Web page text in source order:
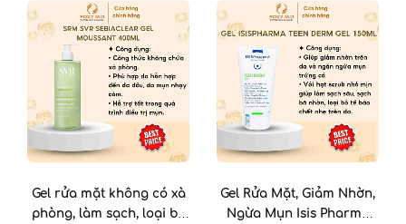
Gel rửa mặt không có xà
phòng, làm sạch, loại bỏ
Gel Rửa Mặt, Giảm Nhờn,
Ngừa Mụn Isis Pharma